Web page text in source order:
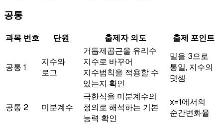
공통
과목 번호 단원 출제자 의도 출제 포인트
공통 1
지수와
로그
거듭제곱근을 유리수
지수로 바꾸어
지수법칙을 적용할 수
있는지 확인
밑을 3으로
통일, 지수의
덧셈
공통 2 미분계수
극한식을 미분계수의
정의로 해석하는 기본
능력 확인
x=1에서의
순간변화율